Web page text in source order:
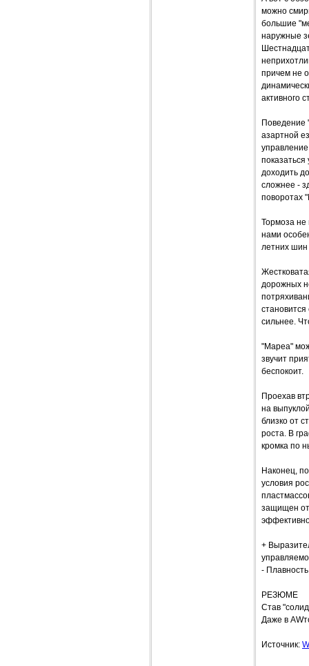
можно
большие
наружные
причем не
активного
Поведение
азартной
доходить
сложнее -
поворотах
Тормоза
нами
летних шин
дорожных
сильнее.
"Мареа"
звучит
беспокоит.
Проехав
на
близко от
роста. В
кромка по
Наконец,
условия
защищен от
+
-
РЕЗЮМЕ
Став
Даже в
Источник: